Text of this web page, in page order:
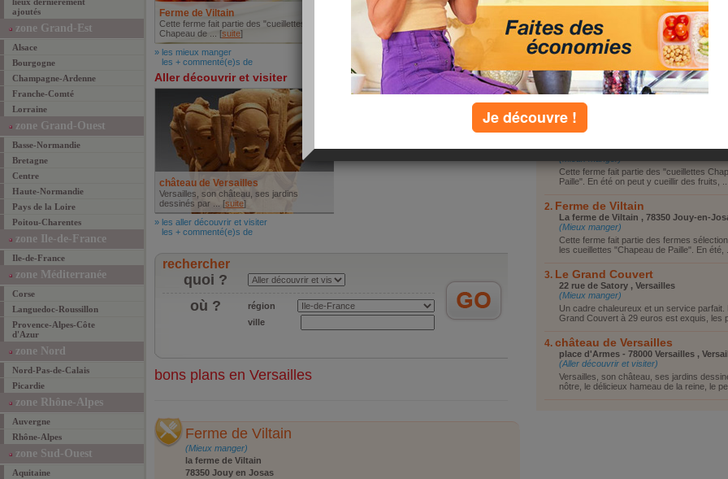
ajoutés
zone Grand-Est
Alsace
Bourgogne
Champagne-Ardenne
Franche-Comté
Lorraine
zone Grand-Ouest
Basse-Normandie
Bretagne
Centre
Haute-Normandie
Pays de la Loire
Poitou-Charentes
zone Ile-de-France
Ile-de-France
zone Méditerranée
Corse
Languedoc-Roussillon
Provence-Alpes-Côte
d'Azur
zone Nord
Nord-Pas-de-Calais
Picardie
zone Rhône-Alpes
Auvergne
Rhône-Alpes
zone Sud-Ouest
Aquitaine
Ferme de Viltain
Cette ferme fait partie des "cueillettes
Chapeau de ... [suite]
» les mieux manger
les + commenté(e)s de
Aller découvrir et visiter
château de Versailles
Versailles, son château, ses jardins
dessinés par ... [suite]
» les aller découvrir et visiter
les + commenté(e)s de
rechercher
quoi ?
où ?
région
ville
bons plans en Versailles
Ferme de Viltain
(Mieux manger)
la ferme de Viltain
78350 Jouy en Josas
Visiter le coin
Faire du shopping
Autre
top lieux
la ferme de Viltain , 78350 Jouy en
Cette ferme fait partie des "cueillettes
Paille". En été on peut y cueillir des fruits, ...
Ferme de Viltain
La ferme de Viltain , 78350 Jouy-en-
(Mieux manger)
Cette ferme fait partie des fermes
les cueillettes "Chapeau de Paille". En été, ...
Le Grand Couvert
22 rue de Satory , Versailles
(Mieux manger)
Un cadre chaleureux et un service parfait.
Grand Couvert à 29 euros est exquis, les
château de Versailles
place d'Armes - 78000 Versailles ,
(Aller découvrir et visiter)
Versailles, son château, ses jardins
nôtre, le délicieux hameau de la reine, le
Je découvre !